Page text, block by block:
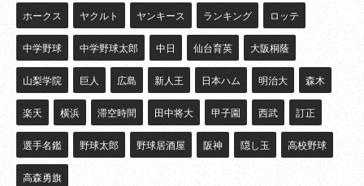
ホークス ヤクルト ヤンキース ランキング ロッテ
中学野球 中学野球太郎 中日 仙台育英 大阪桐蔭
山梨学院 巨人 広島 新人王 日本ハム 明治大 森木
楽天 横浜 滞空時間 田中将大 甲子園 西武 訂正
選手名鑑 野球太郎 野球居酒屋 阪神 隠し玉 高校野球
高森勇旗